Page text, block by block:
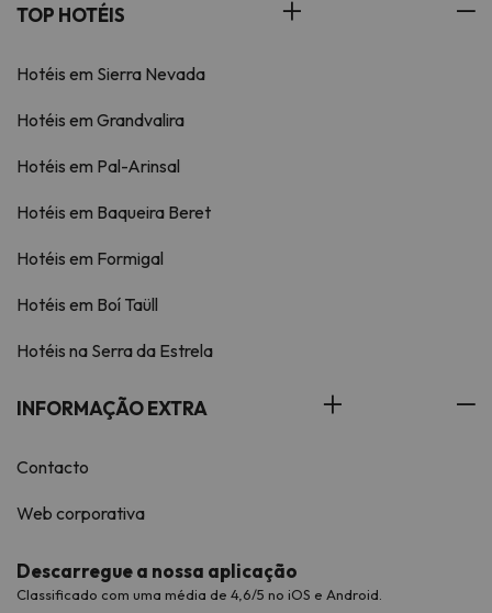
TOP HOTÉIS
Hotéis em Sierra Nevada
Hotéis em Grandvalira
Hotéis em Pal-Arinsal
Hotéis em Baqueira Beret
Hotéis em Formigal
Hotéis em Boí Taüll
Hotéis na Serra da Estrela
INFORMAÇÃO EXTRA
Contacto
Web corporativa
Descarregue a nossa aplicação
Classificado com uma média de 4,6/5 no iOS e Android.